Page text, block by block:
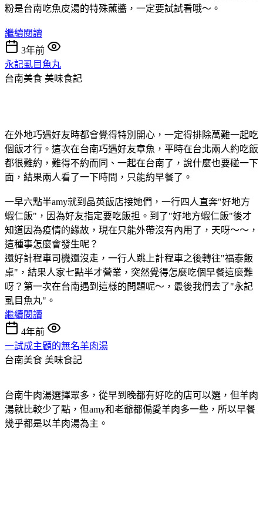
粉是台南吃魚皮湯的特殊蘸醬，一定要試試看哦～。
繼續閱讀
3年前
永記虱目魚丸
台南美食 美味食記
在外地巧遇好友時都會覺得特別開心，一定得排除萬難一起吃
個飯才行。這次在台南巧遇好友章魚，平時在台北兩人約吃飯
都很難約，難得不約而同、一起在台南了，說什麼也要碰一下
面，結果兩人看了一下時間，只能約早餐了。
一早六點半amy就到晶英飯店接她們，一行四人直奔"好地方
蝦仁飯"，因為好友指定要吃飯担。到了"好地方蝦仁飯"後才
知道因為疫情的緣故，現在只能外帶沒有內用了，天呀～～，
這種事怎麼會發生呢？
還好計程車司機還沒走，一行人跳上計程車之後轉往"福泰飯
桌"，結果人家七點半才營業，突然覺得怎麼吃個早餐這麼難
呀？第一次在台南遇到這樣的問題呢～，最後我們去了"永記
虱目魚丸"。
繼續閱讀
4年前
一試成主顧的無名羊肉湯
台南美食 美味食記
台南牛肉湯選擇眾多，從早到晚都有好吃的店可以選，但羊肉
湯就比較少了點，但amy和老爺都偏愛羊肉多一些，所以早餐
幾乎都是以羊肉湯為主。